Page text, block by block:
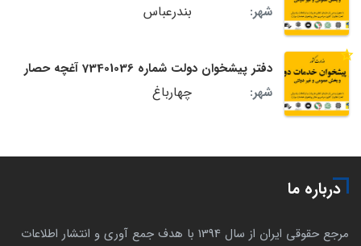
شهر:
بندرعباس
دفتر پیشخوان دولت شماره 73401036 آغچه حصار
شهر:
چهارباغ
درباره ما
مرجع حقوقی ایران از سال 1394 با هدف جمع آوری و انتشار اطلاعات